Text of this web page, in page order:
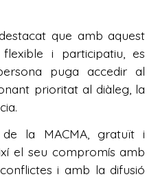
que amb aquest
i participatiu, es
puga accedir al
prioritat al diàleg, la
la MACMA, gratuït i
el seu compromís amb
i amb la difusió